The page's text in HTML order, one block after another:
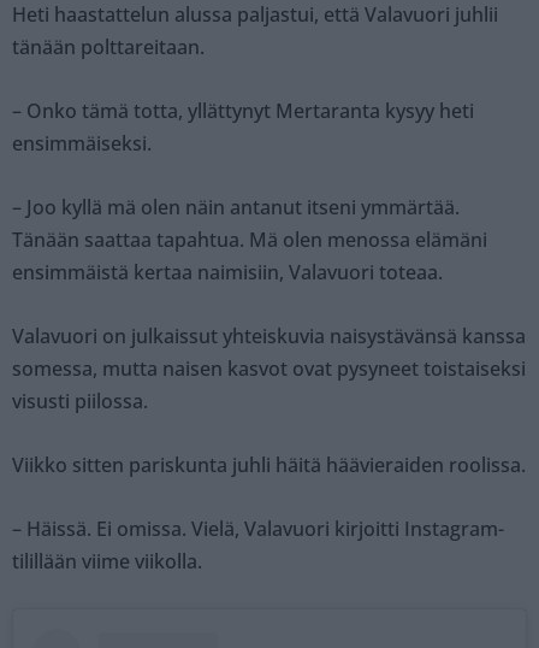
Heti haastattelun alussa paljastui, että Valavuori juhlii
tänään polttareitaan.
– Onko tämä totta, yllättynyt Mertaranta kysyy heti
ensimmäiseksi.
– Joo kyllä mä olen näin antanut itseni ymmärtää.
Tänään saattaa tapahtua. Mä olen menossa elämäni
ensimmäistä kertaa naimisiin, Valavuori toteaa.
Valavuori on julkaissut yhteiskuvia naisystävänsä kanssa
somessa, mutta naisen kasvot ovat pysyneet toistaiseksi
visusti piilossa.
Viikko sitten pariskunta juhli häitä häävieraiden roolissa.
– Häissä. Ei omissa. Vielä, Valavuori kirjoitti Instagram-
tilillään viime viikolla.